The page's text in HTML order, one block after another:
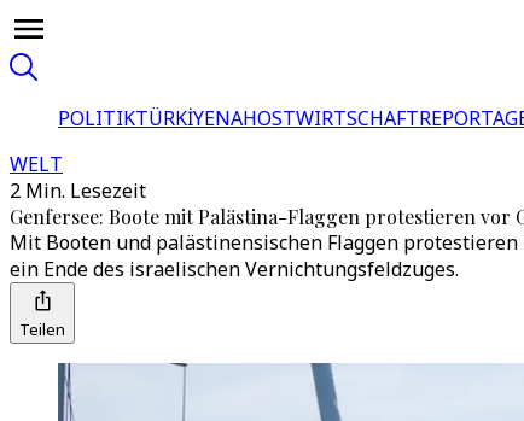
POLITIKTÜRKİYENAHOSTWIRTSCHAFT
WELT
2 Min. Lesezeit
Genfersee: Boote mit Palästina-Flaggen protestieren vor
Mit Booten und palästinensischen Flaggen
ein Ende des israelischen Vernichtungsfeldzuges.
Teilen